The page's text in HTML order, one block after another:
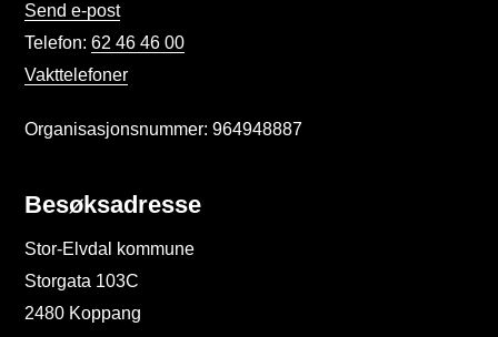
Send e-post
Telefon:62 46 46 00
Vakttelefoner
Organisasjonsnummer: 964948887
Besøksadresse
Stor-Elvdal kommune
Storgata 103C
2480 Koppang